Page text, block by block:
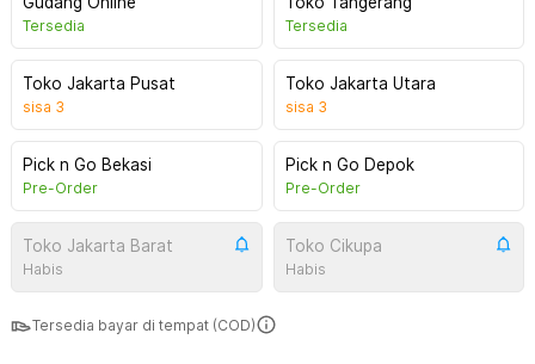
Tersedia Tersedia
Toko Jakarta Pusat
sisa 3
Toko Jakarta Utara
sisa 3
Pick n Go Bekasi
Pre-Order
Pick n Go Depok
Pre-Order
Toko Jakarta Barat
Habis
Toko Cikupa
Habis
Tersedia bayar di tempat (COD)